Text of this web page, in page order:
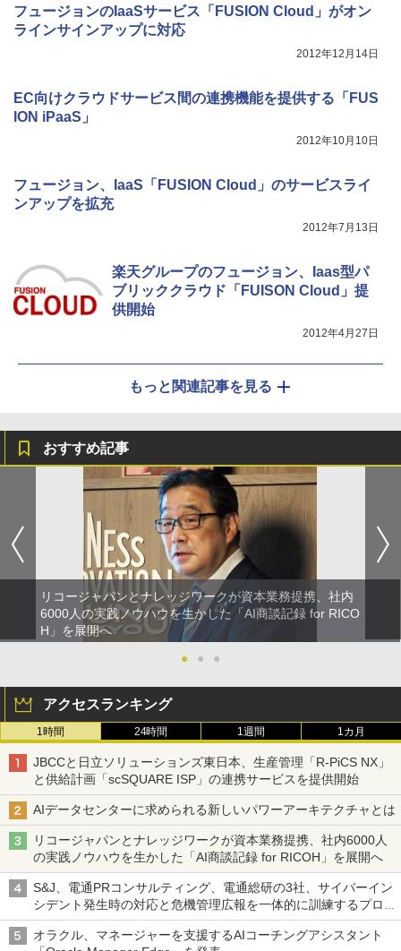
フュージョンのIaaSサービス「FUSION Cloud」がオン
ラインサインアップに対応
2012年12月14日
EC向けクラウドサービス間の連携機能を提供する「FUS
ION iPaaS」
2012年10月10日
フュージョン、IaaS「FUSION Cloud」のサービスライ
ンアップを拡充
2012年7月13日
楽天グループのフュージョン、Iaas型パ
ブリッククラウド「FUISON Cloud」提
供開始
2012年4月27日
もっと関連記事を見る
おすすめ記事
リコージャパンとナレッジワークが資本業務提携、社内
6000人の実践ノウハウを生かした「AI商談記録 for RICO
H」を展開へ
●
● ●
アクセスランキング
1時間 24時間 1週間 1カ月
JBCCと日立ソリューションズ東日本、生産管理「R-PiCS NX」
と供給計画「scSQUARE ISP」の連携サービスを提供開始
AIデータセンターに求められる新しいパワーアーキテクチャとは
リコージャパンとナレッジワークが資本業務提携、社内6000人
の実践ノウハウを生かした「AI商談記録 for RICOH」を展開へ
S&J、電通PRコンサルティング、電通総研の3社、サイバーイン
シデント発生時の対応と危機管理広報を一体的に訓練するプログ
ラムを提供
オラクル、マネージャーを支援するAIコーチングアシスタント